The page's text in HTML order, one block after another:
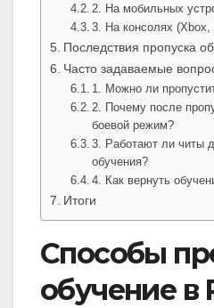
2. На мобильных
3. На консолях
Последствия пропуска
Часто задаваемые
1. Можно ли
2. Почему после
боевой режим?
3. Работают ли читы
обучения?
4. Как вернуть
Итоги
Способы
обучение в